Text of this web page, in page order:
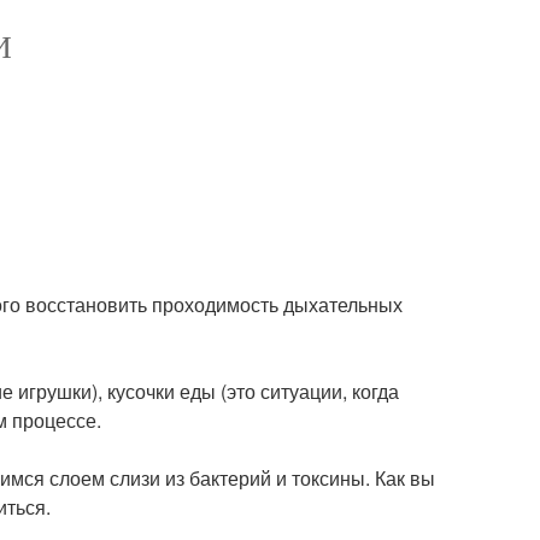
восстановить проходимость дыхательных
кусочки еды (это ситуации, когда
процессе.
слоем слизи из бактерий и токсины. Как вы